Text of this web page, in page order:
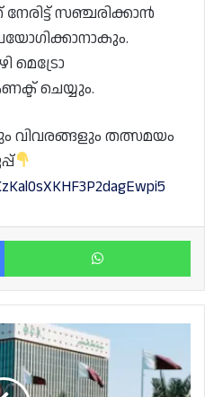
സഞ്ചരിക്കാൻ
മെട്രോ
ചെയ്യും.
വിവരങ്ങളും തത്സമയം
Facebook